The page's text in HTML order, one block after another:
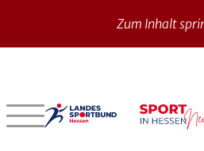
Zum Inhalt
Sport in
Bergstraße
Verbände mit bes. Aufgaben
Betriebssport-Verband
Aktuelle Ausgabe